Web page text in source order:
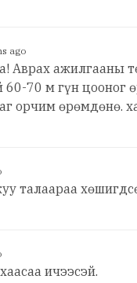
ago
Аврах ажилгааны
60-70 м гүн
орчим өрөмдөнө.
талаараа
ичээсэй.